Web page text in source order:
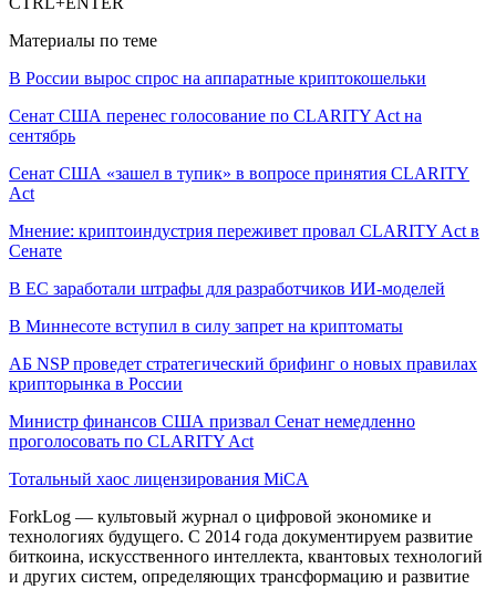
Материалы по теме
В России вырос спрос на аппаратные криптокошельки
Сенат США перенес голосование по CLARITY Act на
сентябрь
Сенат США «зашел в тупик» в вопросе принятия CLARITY
Act
Мнение: криптоиндустрия переживет провал CLARITY Act в
Сенате
В ЕС заработали штрафы для разработчиков ИИ-моделей
В Миннесоте вступил в силу запрет на криптоматы
АБ NSP проведет стратегический брифинг о новых правилах
крипторынка в России
Министр финансов США призвал Сенат немедленно
проголосовать по CLARITY Act
Тотальный хаос лицензирования MiCA
ForkLog — культовый журнал о цифровой экономике и
технологиях будущего. С 2014 года документируем развитие
биткоина, искусственного интеллекта, квантовых технологий
и других систем, определяющих трансформацию и развитие